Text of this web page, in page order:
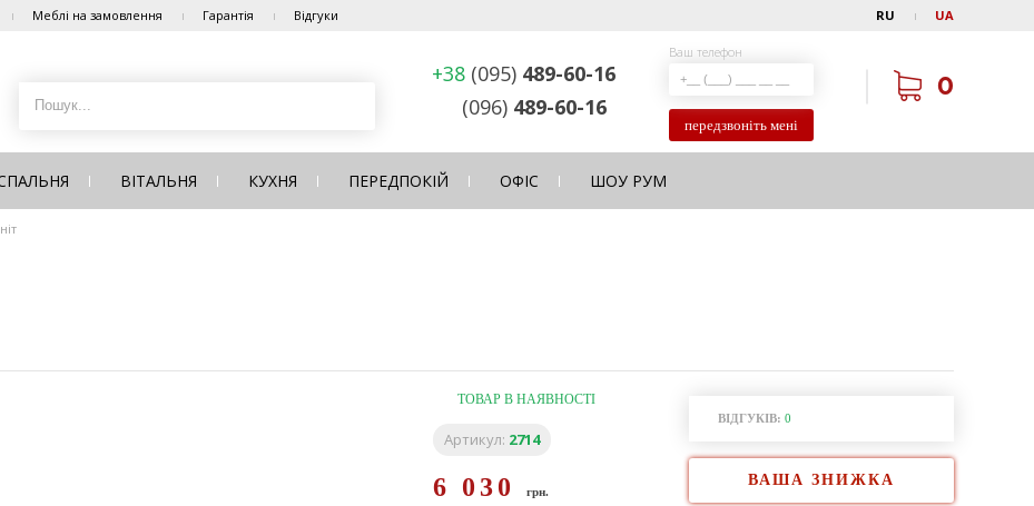
Меблі на замовлення Гарантія Відгуки RU UA
+38 (095) 489-60-16
(096) 489-60-16
Ваш телефон
передзвоніть мені
0
ВІТАЛЬНЯ КУХНЯ ПЕРЕДПОКІЙ ОФІС ШОУ РУМ
ТОВАР В НАЯВНОСТІ
Артикул: 2714
6 030 грн.
ВІДГУКІВ: 0
ВАША ЗНИЖКА